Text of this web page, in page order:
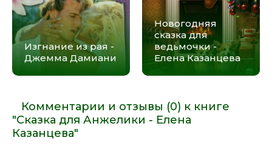
Изгнание из рая -
Джемма Дамиани
Новогодняя
сказка для
ведьмочки -
Елена Казанцева
Комментарии и отзывы (0) к книге
"Сказка для Анжелики - Елена
Казанцева"